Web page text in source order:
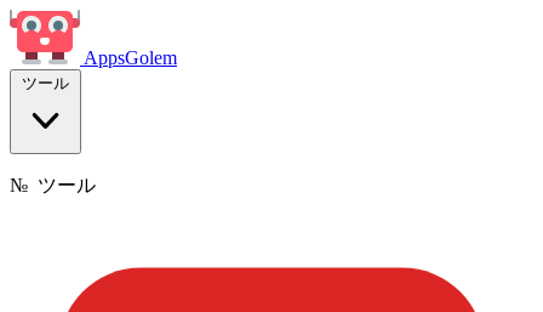
AppsGolem
ツール
№ ツール